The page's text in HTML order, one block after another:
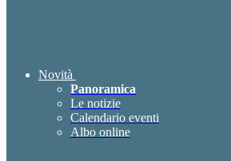
Novità
Panoramica
Le notizie
Calendario eventi
Albo online